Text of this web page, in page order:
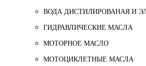
ВОДА ДИСТИЛИРОВАНАЯ И
ГИДРАВЛИЧЕСКИЕ МАСЛА
МОТОРНОЕ МАСЛО
МОТОЦИКЛЕТНЫЕ МАСЛА